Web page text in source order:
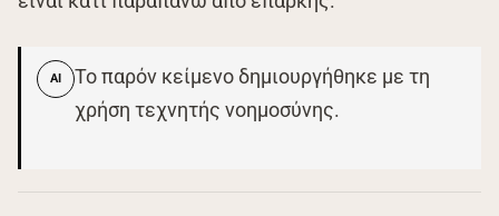
AI
Το παρόν κείμενο δημιουργήθηκε με τη
χρήση τεχνητής νοημοσύνης.